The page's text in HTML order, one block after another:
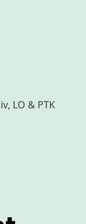
LO & PTK